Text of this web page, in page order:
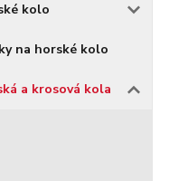
kolo
na horské kolo
a krosová kola